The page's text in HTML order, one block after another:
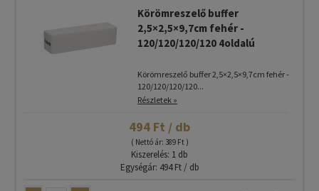
Körömreszelő buffer
2,5×2,5×9,7cm fehér -
120/120/120/120 4oldalú
Körömreszelő buffer 2,5×2,5×9,7cm fehér -
120/120/120/120...
Részletek »
494 Ft / db
( Nettó ár: 389 Ft )
Kiszerelés: 1 db
Egységár: 494 Ft / db